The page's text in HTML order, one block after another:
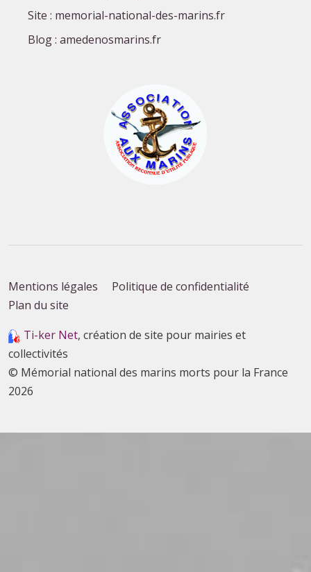
Site : memorial-national-des-marins.fr
Blog : amedenosmarins.fr
Mentions légales
Politique de confidentialité
Plan du site
Ti-ker Net, création de site pour mairies et
collectivités
© Mémorial national des marins morts pour la France
2026